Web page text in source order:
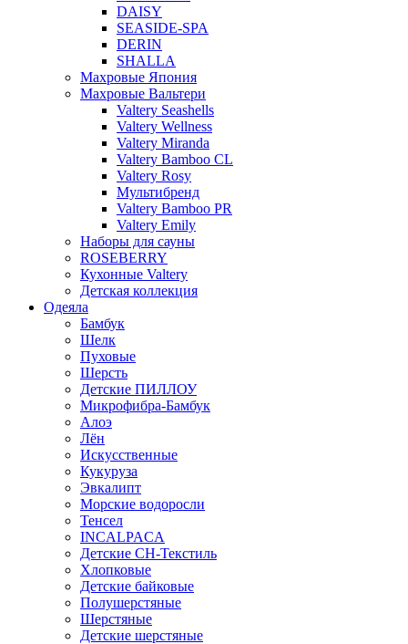
DAISY
SEASIDE-SPA
DERIN
SHALLA
Махровые Япония
Махровые Вальтери
Valtery Seashells
Valtery Wellness
Valtery Miranda
Valtery Bamboo CL
Valtery Rosy
Мультибренд
Valtery Bamboo PR
Valtery Emily
Наборы для сауны
ROSEBERRY
Кухонные Valtery
Детская коллекция
Одеяла
Бамбук
Шелк
Пуховые
Шерсть
Детские ПИЛЛОУ
Микрофибра-Бамбук
Алоэ
Лён
Искусственные
Кукуруза
Эвкалипт
Морские водоросли
Тенсел
INCALPACA
Детские СН-Текстиль
Хлопковые
Детские байковые
Полушерстяные
Шерстяные
Детские шерстяные